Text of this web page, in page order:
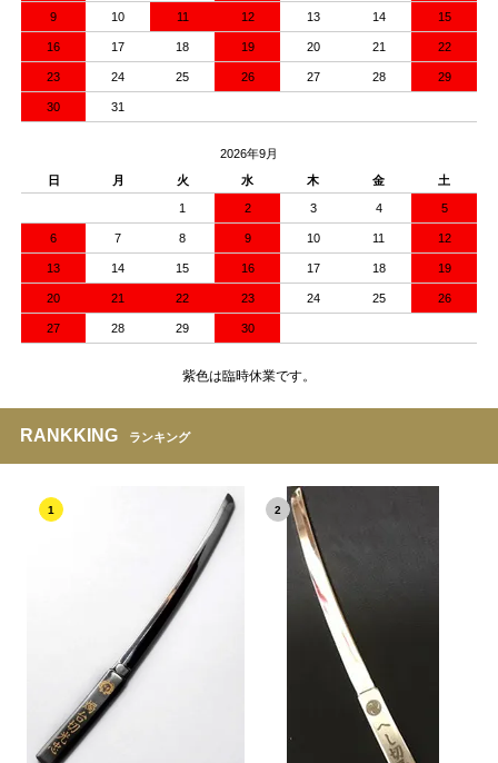
9 10 11 12 13 14 15
16 17 18 19 20 21 22
23 24 25 26 27 28 29
30 31
2026年9月
日
月 火 水 木 金 土
1 2 3 4 5
6 7 8 9 10 11 12
13 14 15 16 17 18 19
20 21 22 23 24 25 26
27 28 29 30
紫色は臨時休業です。
RANKKING ランキング
1 2